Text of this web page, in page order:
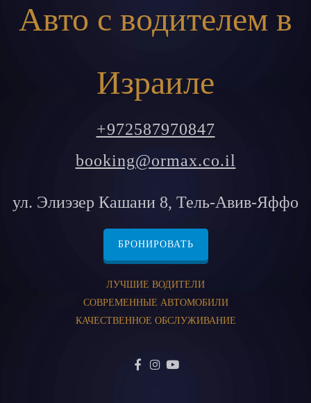
Авто с водителем в
Израиле
+972587970847
booking@ormax.co.il
ул. Элиэзер Кашани 8, Тель-Авив-Яффо
БРОНИРОВАТЬ
ЛУЧШИЕ ВОДИТЕЛИ
СОВРЕМЕННЫЕ АВТОМОБИЛИ
КАЧЕСТВЕННОЕ ОБСЛУЖИВАНИЕ